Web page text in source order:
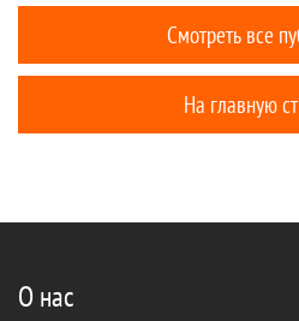
Смотреть все
На главную
О нас